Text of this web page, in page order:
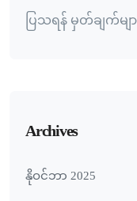
ပြသရန် မှတ်ချက်မျ
Archives
နိုဝင်ဘာ 2025